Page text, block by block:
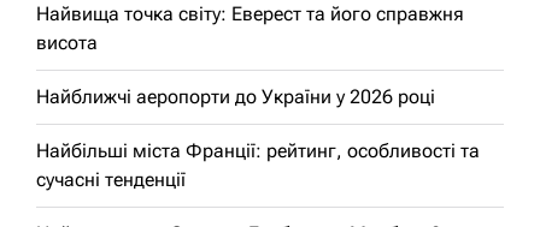
Найвища точка світу: Еверест та його справжня
висота
Найближчі аеропорти до України у 2026 році
Найбільші міста Франції: рейтинг, особливості та
сучасні тенденції